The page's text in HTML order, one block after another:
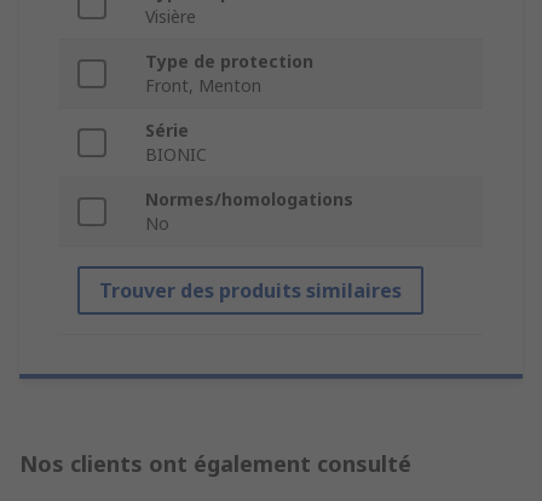
Visière
Type de protection
Front, Menton
Série
BIONIC
Normes/homologations
No
Trouver des produits similaires
Nos clients ont également consulté